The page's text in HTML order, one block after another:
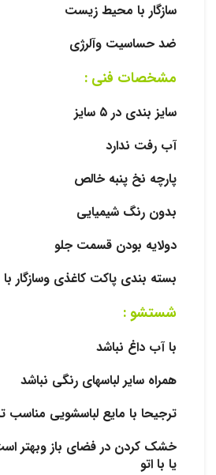
سازگار با محیط زیست
ضد حساسیت وآلرژی
مشخصات فنی :
سایز بندی در ۵ سایز
آب رفت ندارد
پارچه نخ پنبه خالص
بدون رنگ شیمیایی
دولایه بودن قسمت جلو
بسته بندی پاکت کاغذی وسازگار
شستشو :
با آب داغ نباشد
همراه سایر لباسهای رنگی نباشد
ترجیحا با مایع لباسشویی مناسب
خشک کردن در فضای باز وبهتر
یا با اتو